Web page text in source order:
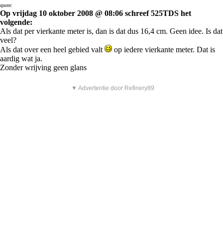
quote:
Op vrijdag 10 oktober 2008 @ 08:06 schreef 525TDS het
volgende:
Als dat per vierkante meter is, dan is dat dus 16,4 cm. Geen idee. Is dat
veel?
Als dat over een heel gebied valt
op iedere vierkante meter. Dat is
aardig wat ja.
Zonder wrijving geen glans
▼ Advertentie door Refinery89